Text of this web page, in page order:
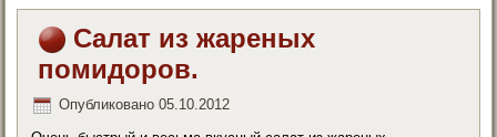
Салат из жареных
помидоров.
Опубликовано 05.10.2012